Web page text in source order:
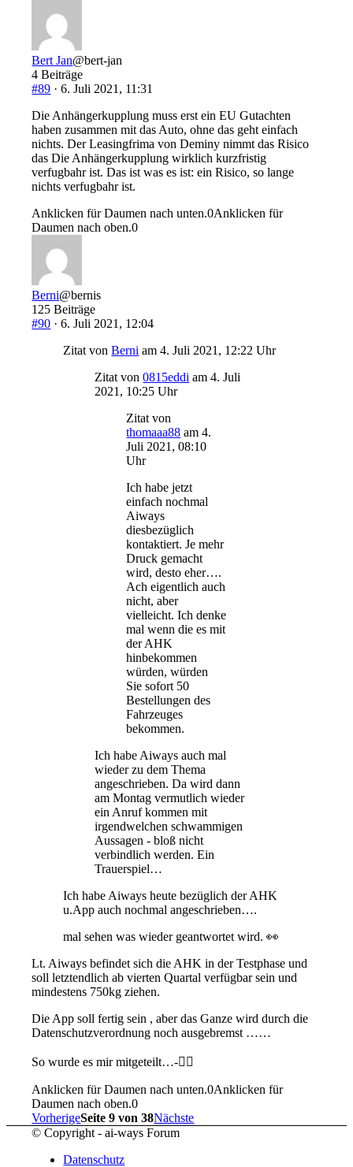
Bert Jan@bert-jan
4 Beiträge
#89 · 6. Juli 2021, 11:31
Die Anhängerkupplung muss erst ein EU Gutachten
haben zusammen mit das Auto, ohne das geht einfach
nichts. Der Leasingfrima von Deminy nimmt das Risico
das Die Anhängerkupplung wirklich kurzfristig
verfugbahr ist. Das ist was es ist: ein Risico, so lange
nichts verfugbahr ist.
Anklicken für Daumen nach unten.0Anklicken für
Daumen nach oben.0
Berni@bernis
125 Beiträge
#90 · 6. Juli 2021, 12:04
Zitat vonBerni am 4. Juli 2021, 12:22 Uhr
Zitat von0815eddi am 4. Juli
2021, 10:25 Uhr
Zitat von
thomaaa88 am 4.
Juli 2021, 08:10
Uhr
Ich habe jetzt
einfach nochmal
Aiways
diesbezüglich
kontaktiert. Je mehr
Druck gemacht
wird, desto eher….
Ach eigentlich auch
nicht, aber
vielleicht. Ich denke
mal wenn die es mit
der AHK
hinbekommen
würden, würden
Sie sofort 50
Bestellungen des
Fahrzeuges
bekommen.
Ich habe Aiways auch mal
wieder zu dem Thema
angeschrieben. Da wird dann
am Montag vermutlich wieder
ein Anruf kommen mit
irgendwelchen schwammigen
Aussagen - bloß nicht
verbindlich werden. Ein
Trauerspiel…
Ich habe Aiways heute bezüglich der AHK
u.App auch nochmal angeschrieben….
mal sehen was wieder geantwortet wird. 👀
Lt. Aiways befindet sich die AHK in der Testphase und
soll letztendlich ab vierten Quartal verfügbar sein und
mindestens 750kg ziehen.
Die App soll fertig sein , aber das Ganze wird durch die
Datenschutzverordnung noch ausgebremst ……
So wurde es mir mitgeteilt…-🤷‍♂️
Anklicken für Daumen nach unten.0Anklicken für
Daumen nach oben.0
VorherigeSeite 9 von 38Nächste
© Copyright - ai-ways Forum
Datenschutz